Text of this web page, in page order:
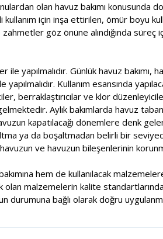
olan havuz bakımı konusunda
için inşa ettirilen, ömür boyu
göz önüne alındığında süreç
Günlük havuz bakımı,
Kullanım esansında
berraklaştırıcılar ve klor
Aylık bakımlarda havuz
kapatılacağı dönemlere denk
ya da boşaltmadan belirli bir
ve havuzun bileşenlerinin
hem de kullanılacak
malzemelerin kalite standartlarında
durumuna bağlı olarak doğru